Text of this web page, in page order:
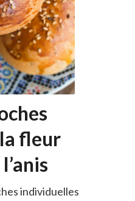
fleur
individuelles